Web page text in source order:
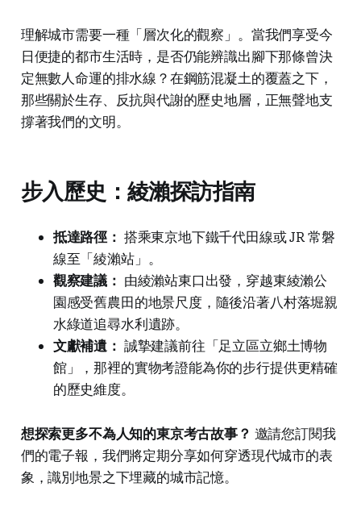
理解城市需要一種「層次化的觀察」。當我們享受今
日便捷的都市生活時，是否仍能辨識出腳下那條曾決
定無數人命運的排水線？在鋼筋混凝土的覆蓋之下，
那些關於生存、反抗與代謝的歷史地層，正無聲地支
撐著我們的文明。
步入歷史：綾瀨探訪指南
抵達路徑： 搭乘東京地下鐵千代田線或 JR 常磐
線至「綾瀨站」。
觀察建議： 由綾瀨站東口出發，穿越東綾瀨公
園感受舊農田的地景尺度，隨後沿著八村落堀親
水綠道追尋水利遺跡。
文獻補遺： 誠摯建議前往「足立區立鄉土博物
館」，那裡的實物考證能為你的步行提供更精確
的歷史維度。
想探索更多不為人知的東京考古故事？ 邀請您訂閱我
們的電子報，我們將定期分享如何穿透現代城市的表
象，識別地景之下埋藏的城市記憶。